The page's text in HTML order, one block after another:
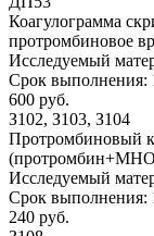
Коагулограмма
протромбиновое
Исследуемый
Срок выполнения:
600 руб.
З102, З103, З104
Протромбиновый
Исследуемый
Срок выполнения:
240 руб.